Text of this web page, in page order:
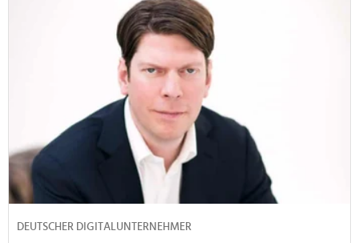
DEUTSCHER DIGITALUNTERNEHMER